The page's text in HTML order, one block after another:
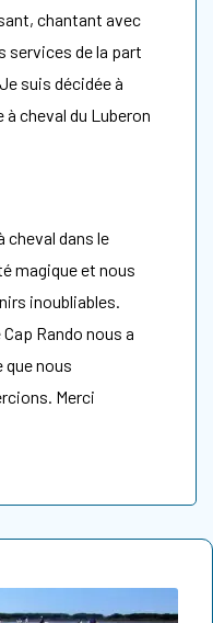
chantant avec
services de la part
suis décidée à
cheval du Luberon
cheval dans le
magique et nous
inoubliables.
Rando nous a
que nous
Merci